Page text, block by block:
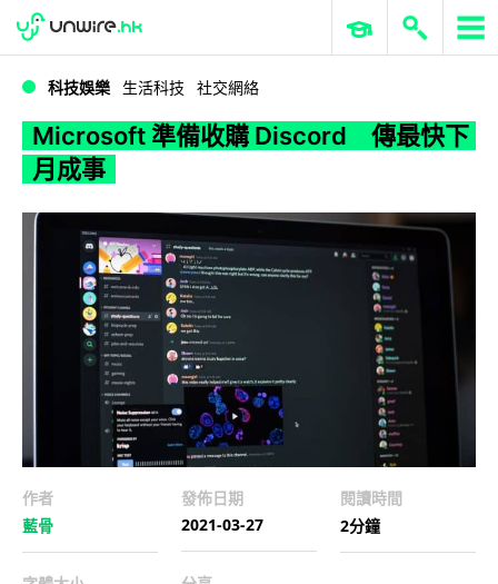
WWDC 2026 ERP 與商業 AI
科技娛樂 生活科技 社交網絡
Microsoft 準備收購 Discord 傳最快下
月成事
作者
藍骨
發佈日期
2021-03-27
閱讀時間
2分鐘